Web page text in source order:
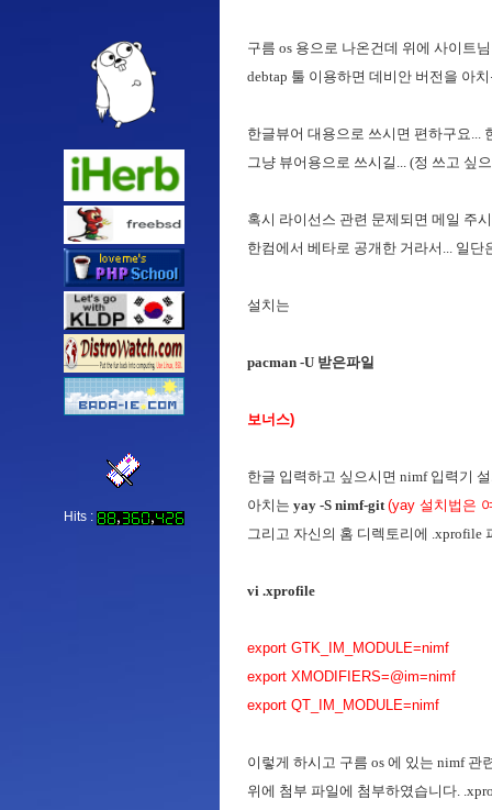
Hits :
구름 os 용으로 나온건데 위에 사이트
debtap 툴 이용하면 데비안 버전을 아
한글뷰어 대용으로 쓰시면 편하구요...
그냥 뷰어용으로 쓰시길... (정 쓰고 싶
혹시 라이선스 관련 문제되면 메일 주
한컴에서 베타로 공개한 거라서... 일단
설치는
pacman -U 받은파일
보너스)
한글 입력하고 싶으시면 nimf 입력기
아치는 yay -S nimf-git(yay 설치법은
그리고 자신의 홈 디렉토리에 .xprofile
vi .xprofile
export GTK_IM_MODULE=nimf
export XMODIFIERS=@im=nimf
export QT_IM_MODULE=nimf
이렇게 하시고 구름 os 에 있는 nimf 관
위에 첨부 파일에 첨부하였습니다.